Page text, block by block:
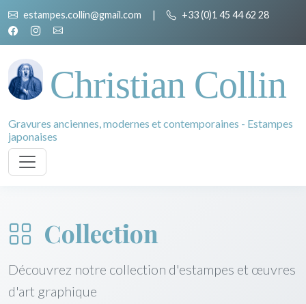
estampes.collin@gmail.com | +33 (0)1 45 44 62 28
Christian Collin
Gravures anciennes, modernes et contemporaines - Estampes
japonaises
Collection
Découvrez notre collection d'estampes et œuvres
d'art graphique